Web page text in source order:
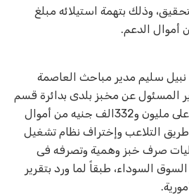
التحقيق، وذلك بتهمة استيلائه مبلغ
نبيل سليم مدير مباحث العاصمة
المسئول عن مخبز بلدى بدائرة قسم
شرطة الزيتون لإستيلائه على مليون و332الف جنيه من أموال
التلاعب وإختراف نظام تشغيل
صرف خبز وهمية وتصرفه فى
السوداء، طبقاً لما ورد بتقرير